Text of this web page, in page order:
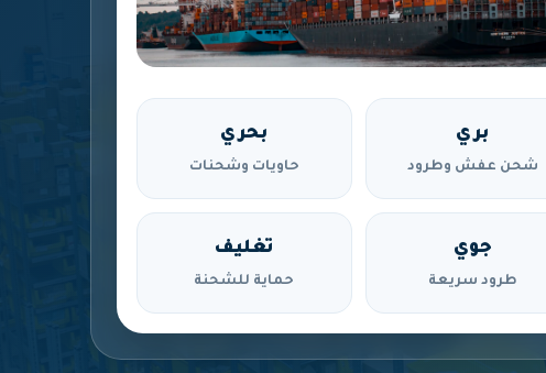
بري
شحن عفش وطرود
بحري
حاويات وشحنات
جوي
طرود سريعة
تغليف
حماية للشحنة